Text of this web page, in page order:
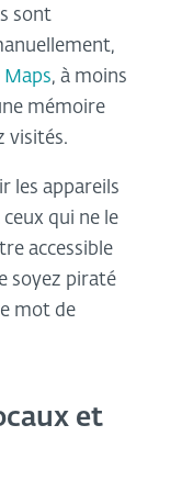
sont
Maps, à moins
mémoire
visités.
les appareils
qui ne le
accessible
soyez piraté
mot de
et